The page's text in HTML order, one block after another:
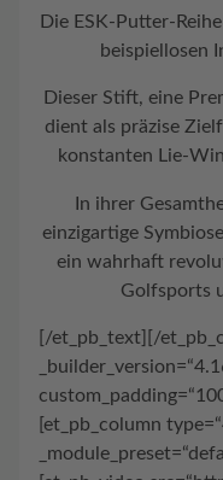
Die ESK-Putter-
beispiellosen
Dieser Stift, eine
dient als präzise
konstanten Lie-
In ihrer
einzigartige
ein wahrhaft
Golfsports
[/et_pb_text][/
[et_pb_column